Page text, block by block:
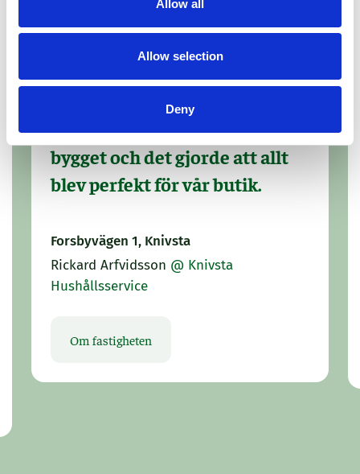
Allow all
Allow selection
Deny
Vi kunde vara med och
forma lokalen redan under
bygget och det gjorde att allt
blev perfekt för vår butik.
Forsbyvägen 1, Knivsta
Rickard Arfvidsson @ Knivsta
Hushållsservice
Om fastigheten